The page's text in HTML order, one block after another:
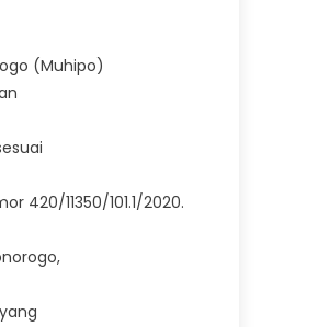
(Muhipo)
420/11350/101.1/2020.